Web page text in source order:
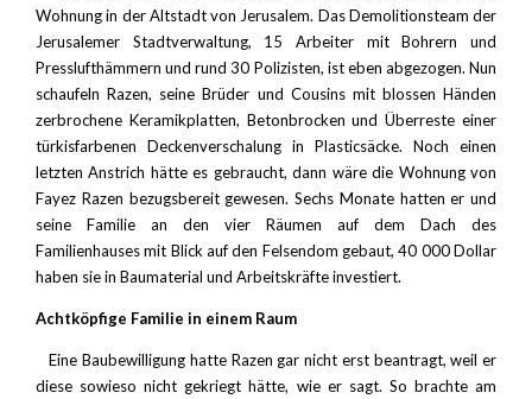
Wohnung in der Altstadt von Jerusalem. Das Demolitionsteam der
Jerusalemer Stadtverwaltung, 15 Arbeiter mit Bohrern und
Presslufthämmern und rund 30 Polizisten, ist eben abgezogen. Nun
schaufeln Razen, seine Brüder und Cousins mit blossen Händen
zerbrochene Keramikplatten, Betonbrocken und Überreste einer
türkisfarbenen Deckenverschalung in Plasticsäcke. Noch einen
letzten Anstrich hätte es gebraucht, dann wäre die Wohnung von
Fayez Razen bezugsbereit gewesen. Sechs Monate hatten er und
seine Familie an den vier Räumen auf dem Dach des
Familienhauses mit Blick auf den Felsendom gebaut, 40 000 Dollar
haben sie in Baumaterial und Arbeitskräfte investiert.
Achtköpfige Familie in einem Raum
Eine Baubewilligung hatte Razen gar nicht erst beantragt, weil er
diese sowieso nicht gekriegt hätte, wie er sagt. So brachte am